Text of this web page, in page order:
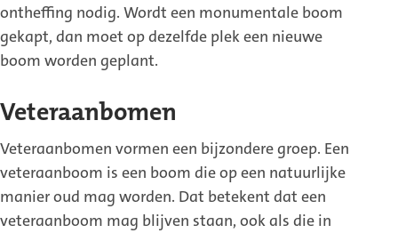
ontheffing nodig. Wordt een monumentale boom
gekapt, dan moet op dezelfde plek een nieuwe
boom worden geplant.
Veteraanbomen
Veteraanbomen vormen een bijzondere groep. Een
veteraanboom is een boom die op een natuurlijke
manier oud mag worden. Dat betekent dat een
veteraanboom mag blijven staan, ook als die in